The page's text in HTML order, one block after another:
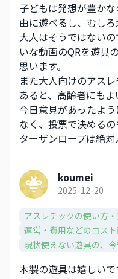
子どもは発想が豊か
由に遊べるし、むしろ
大人はそうではない
いな動画のQRを遊具
思います。
また大人向けのアス
あると、高齢者にもよ
今日意見があったよ
なく、投票で決める
ターザンロープは絶対
koumei
2025-12-20
アスレチックの使い方
運営・費用などのコス
現状使えない遊具の、
木製の遊具は嬉しい